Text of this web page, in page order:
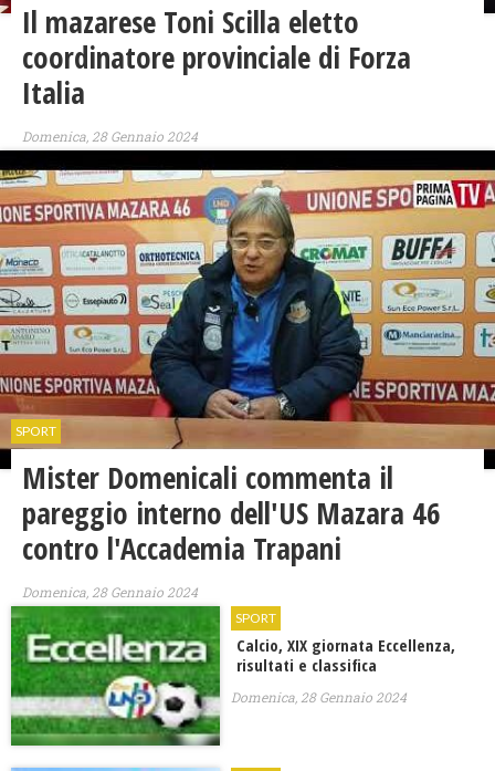
Il mazarese Toni Scilla eletto
coordinatore provinciale di Forza
Italia
Domenica, 28 Gennaio 2024
SPORT
Mister Domenicali commenta il
pareggio interno dell'US Mazara 46
contro l'Accademia Trapani
Domenica, 28 Gennaio 2024
SPORT
Calcio, XIX giornata Eccellenza,
risultati e classifica
Domenica, 28 Gennaio 2024